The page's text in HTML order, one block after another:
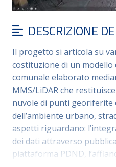
DESCRIZIONE
Il progetto si articola su
costituzione di un
comunale elaborato
MMS/LiDAR che
nuvole di punti georiferite
dell’ambiente urbano,
aspetti riguardano:
dei dati attraverso
piattaforma PDND,